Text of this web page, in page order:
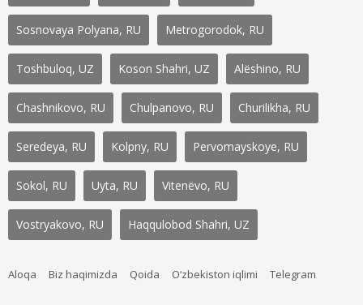
Sosnovaya Polyana, RU Metrogorodok, RU
Toshbuloq, UZ Koson Shahri, UZ Alëshino, RU
Chashnikovo, RU Chulpanovo, RU Churilikha, RU
Seredeya, RU Kolpny, RU Pervomayskoye, RU
Sokol, RU Uyta, RU Vitenëvo, RU
Vostryakovo, RU Haqqulobod Shahri, UZ
Aloqa Biz haqimizda Qoida O‘zbekiston iqlimi Telegram